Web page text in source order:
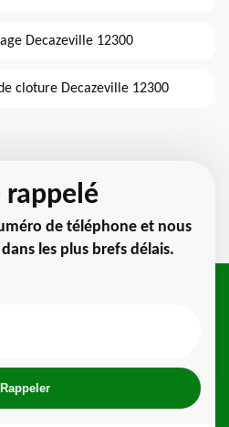
Decazeville 12300
cloture Decazeville 12300
rappelé
de téléphone et nous
les plus brefs délais.